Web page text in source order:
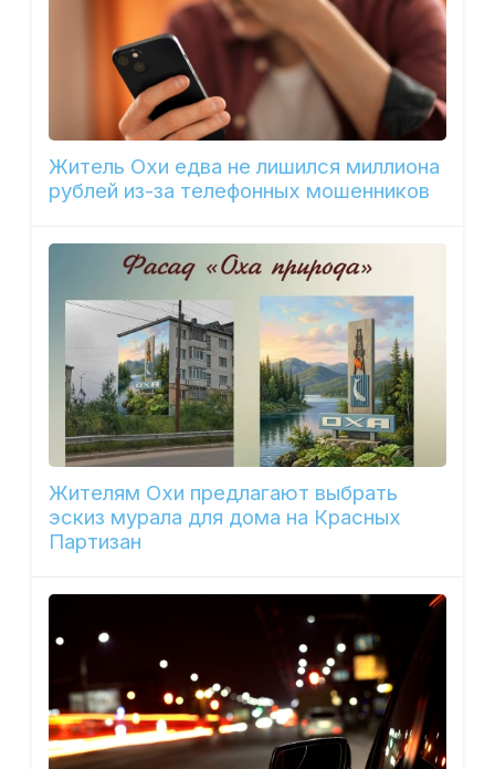
Житель Охи едва не лишился миллиона
рублей из-за телефонных мошенников
Жителям Охи предлагают выбрать
эскиз мурала для дома на Красных
Партизан